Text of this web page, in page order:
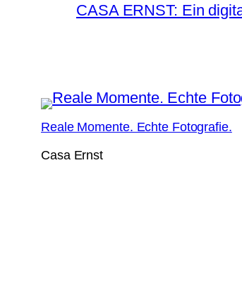
CASA ERNST: Ein
Reale Momente. Echte Fotografie.
Casa Ernst